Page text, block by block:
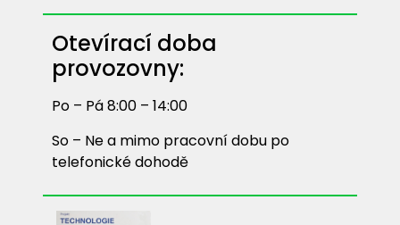
Otevírací doba
provozovny:
Po – Pá 8:00 – 14:00
So – Ne a mimo pracovní dobu po
telefonické dohodě